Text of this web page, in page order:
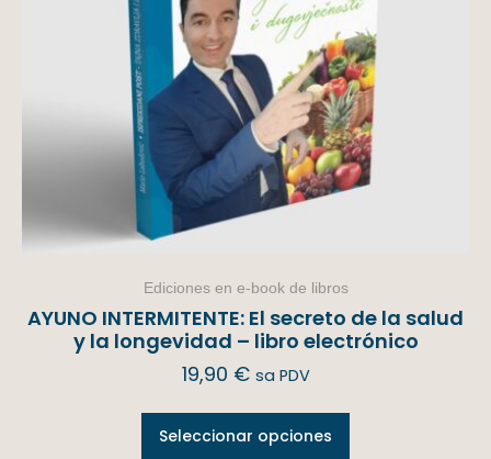
Ediciones en e-book de libros
AYUNO INTERMITENTE: El secreto de la salud
y la longevidad – libro electrónico
19,90 € sa PDV
Seleccionar opciones